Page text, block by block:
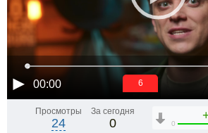
00:00 6
Просмотры
24
За сегодня
0 0